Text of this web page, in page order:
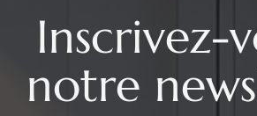
Inscrivez-
notre